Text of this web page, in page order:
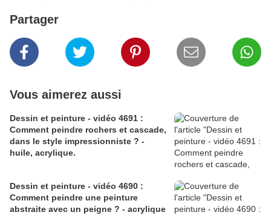
Partager
Vous aimerez aussi
Dessin et peinture - vidéo 4691 :
Comment peindre rochers et cascade,
dans le style impressionniste ? -
huile, acrylique.
Dessin et peinture - vidéo 4690 :
Comment peindre une peinture
abstraite avec un peigne ? - acrylique